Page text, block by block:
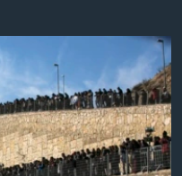
MỸ: QUÁ KHỨ VÀ HIỆN
GAZA